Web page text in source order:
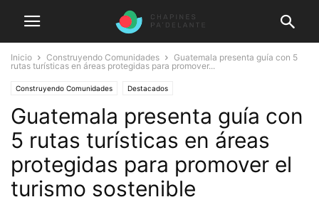
Inicio Construyendo Comunidades
Guatemala presenta guía con 5
rutas turísticas en áreas protegidas para promover...
Construyendo Comunidades Destacados
Guatemala presenta guía con
5 rutas turísticas en áreas
protegidas para promover el
turismo sostenible